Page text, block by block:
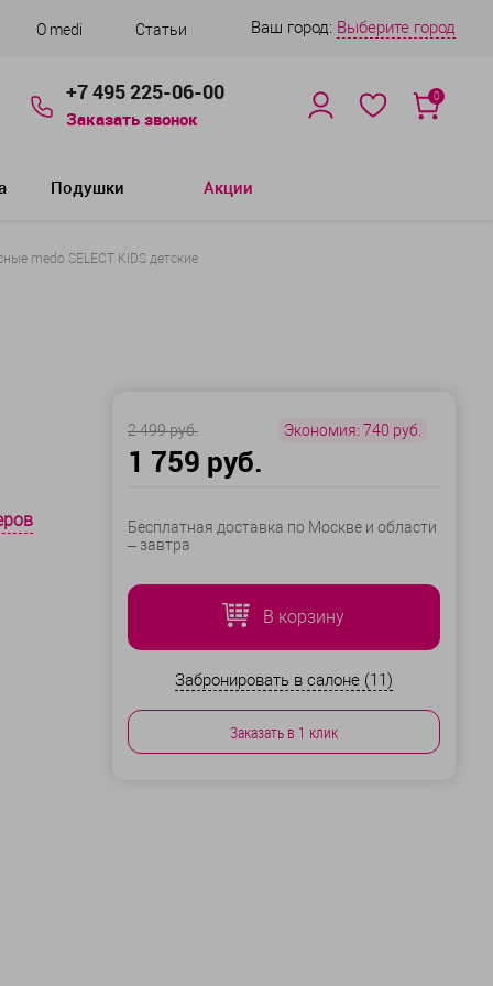
О medi Статьи Ваш город: Выберите город
+7 495 225-06-00
Заказать звонок
0
Подушки Акции
medo SELECT KIDS детские
1 759 руб.
2 499 руб. Экономия: 740 руб.
Бесплатная доставка по Москве и области
– завтра
В корзину
Забронировать в салоне (11)
Заказать в 1 клик